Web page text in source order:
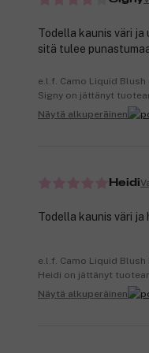
Todella kaunis väri ja
sitä tulee
e.l.f. Camo Liquid Blush
Signy on jättänyt
Näytä alkuperäinen
Heidi
Todella kaunis väri ja
e.l.f. Camo Liquid
Heidi on jättänyt
Näytä alkuperäinen